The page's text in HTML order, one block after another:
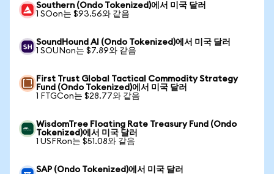
Southern (Ondo Tokenized)에서 미국 달러
1 SOon는 $93.56와 같음
SoundHound AI (Ondo Tokenized)에서 미국 달러
1 SOUNon는 $7.89와 같음
First Trust Global Tactical Commodity Strategy
Fund (Ondo Tokenized)에서 미국 달러
1 FTGCon는 $28.77와 같음
WisdomTree Floating Rate Treasury Fund (Ondo
Tokenized)에서 미국 달러
1 USFRon는 $51.08와 같음
SAP (Ondo Tokenized)에서 미국 달러